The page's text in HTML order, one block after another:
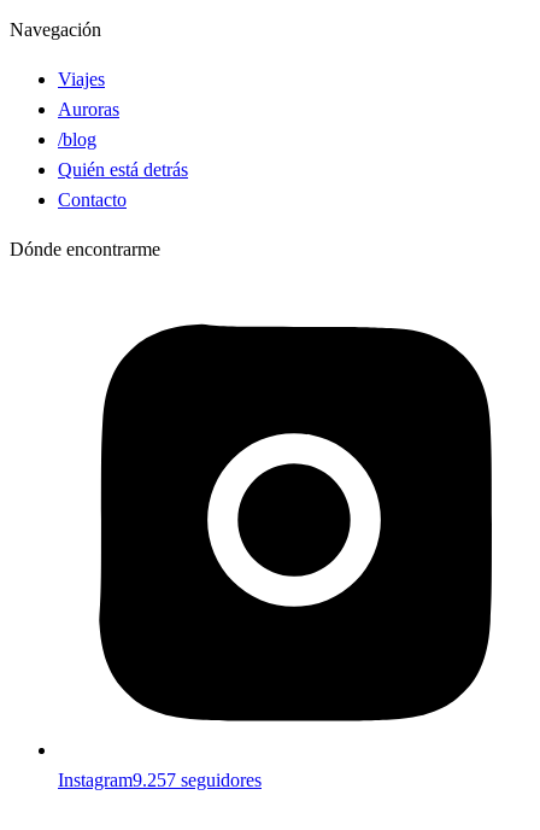
Navegación
Viajes
Auroras
/blog
Quién está detrás
Contacto
Dónde encontrarme
Instagram9.257 seguidores